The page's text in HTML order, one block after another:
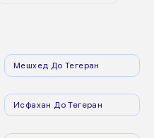
Мешхед До Тегеран
Исфахан До Тегеран